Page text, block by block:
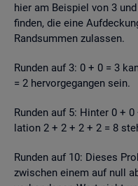
hier am Bei­spiel von 3
fin­den, die eine
Rand­sum­men zu­las­sen.
Run­den auf 3: 0 + 0 = 3
= 2 her­vor­ge­gan­gen sein.
Run­den auf 5: Hin­ter 0 +
la­ti­on 2 + 2 + 2 + 2 = 8
Run­den auf 10: Die­ses
zwi­schen einem auf null